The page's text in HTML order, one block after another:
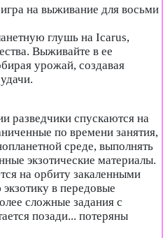
на выживание для восьми
глушь на Icarus,
Выживайте в ее
урожай, создавая
разведчики спускаются на
по времени занятия,
среде, выполнять
экзотические материалы.
на орбиту закаленными
в передовые
сложные задания с
позади... потеряны